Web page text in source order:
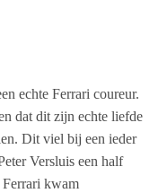
echte Ferrari coureur.
dat dit zijn echte liefde
Dit viel bij een ieder
Versluis een half
kwam